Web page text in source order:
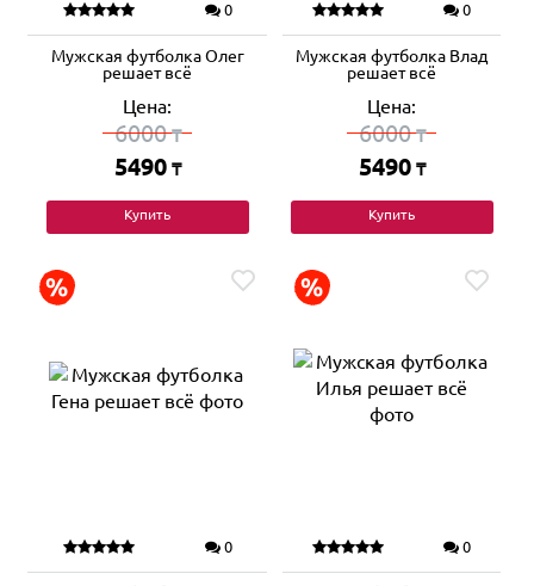
0
Мужская футболка Олег
решает всё
Цена:
6000₸
5490 ₸
Купить
0
Мужская футболка Влад
решает всё
Цена:
6000₸
5490 ₸
Купить
0 0